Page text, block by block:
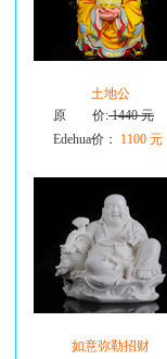
土地公
原 价:1440 元
Edehua价：
1100 元
如意弥勒招财